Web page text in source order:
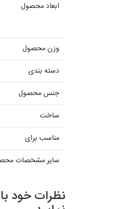
ابعاد محصول
وزن محصول
دسته بندی
جنس محصول
ساخت
مناسب برای
سایر مشخصات
نظرات خود